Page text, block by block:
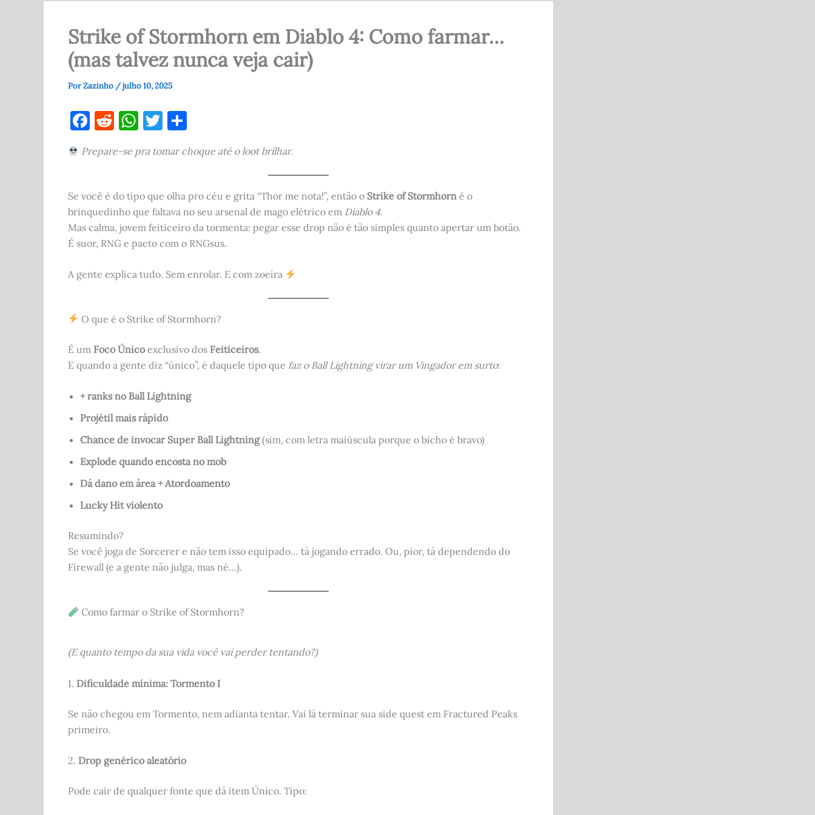
Strike of Stormhorn em Diablo 4: Como farmar…
(mas talvez nunca veja cair)
PorZazinho /julho 10, 2025
F
c
b
o
o
k
R
d
t
W
at
A
p
p
T
it
r
ar
Prepare-se pra tomar choque até o loot brilhar.
Se você é do tipo que olha pro céu e grita “Thor me nota!”, então o Strike of Stormhorn é o
brinquedinho que faltava no seu arsenal de mago elétrico em Diablo 4.
Mas calma, jovem feiticeiro da tormenta: pegar esse drop não é tão simples quanto apertar um botão.
É suor, RNG e pacto com o RNGsus.
A gente explica tudo. Sem enrolar. E com zoeira
O que é o Strike of Stormhorn?
É um Foco Únicoexclusivo dos Feiticeiros.
E quando a gente diz “único”, é daquele tipo que faz o Ball Lightning virar um Vingador em surto:
+ ranks no Ball Lightning
Projétil mais rápido
Chance de invocar Super Ball Lightning(sim, com letra maiúscula porque o bicho é bravo)
Explode quando encosta no mob
Dá dano em área + Atordoamento
Lucky Hit violento
Resumindo?
Se você joga de Sorcerer e não tem isso equipado… tá jogando errado. Ou, pior, tá dependendo do
Firewall (e a gente não julga, mas né…).
Como farmar o Strike of Stormhorn?
(E quanto tempo da sua vida você vai perder tentando?)
1. Dificuldade mínima: Tormento I
Se não chegou em Tormento, nem adianta tentar. Vai lá terminar sua side quest em Fractured Peaks
primeiro.
2. Drop genérico aleatório
Pode cair de qualquer fonte que dá item Único. Tipo: